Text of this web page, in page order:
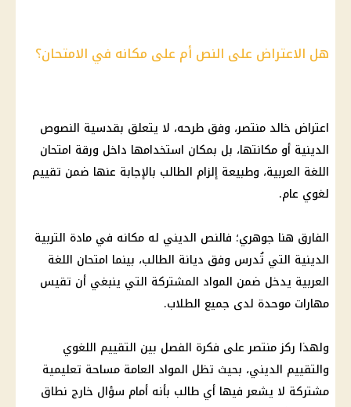
هل الاعتراض على النص أم على مكانه في الامتحان؟
اعتراض خالد منتصر، وفق طرحه، لا يتعلق بقدسية النصوص
الدينية أو مكانتها، بل بمكان استخدامها داخل ورقة امتحان
اللغة العربية، وطبيعة إلزام الطالب بالإجابة عنها ضمن تقييم
لغوي عام.
الفارق هنا جوهري؛ فالنص الديني له مكانه في مادة التربية
الدينية التي تُدرس وفق ديانة الطالب، بينما امتحان اللغة
العربية يدخل ضمن المواد المشتركة التي ينبغي أن تقيس
مهارات موحدة لدى جميع الطلاب.
ولهذا ركز منتصر على فكرة الفصل بين التقييم اللغوي
والتقييم الديني، بحيث تظل المواد العامة مساحة تعليمية
مشتركة لا يشعر فيها أي طالب بأنه أمام سؤال خارج نطاق